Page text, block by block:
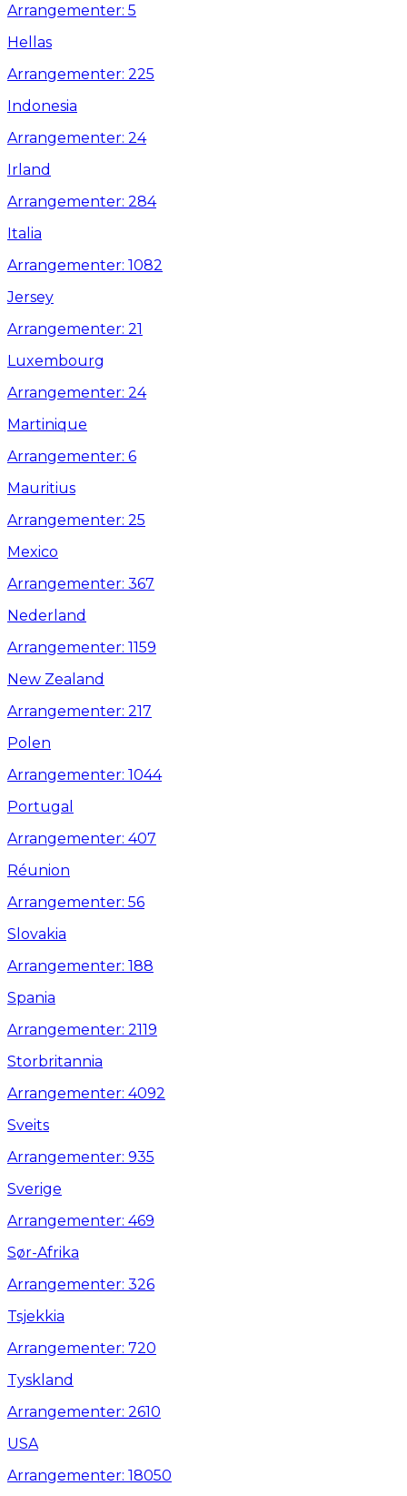
Arrangementer: 5
Hellas
Arrangementer: 225
Indonesia
Arrangementer: 24
Irland
Arrangementer: 284
Italia
Arrangementer: 1082
Jersey
Arrangementer: 21
Luxembourg
Arrangementer: 24
Martinique
Arrangementer: 6
Mauritius
Arrangementer: 25
Mexico
Arrangementer: 367
Nederland
Arrangementer: 1159
New Zealand
Arrangementer: 217
Polen
Arrangementer: 1044
Portugal
Arrangementer: 407
Réunion
Arrangementer: 56
Slovakia
Arrangementer: 188
Spania
Arrangementer: 2119
Storbritannia
Arrangementer: 4092
Sveits
Arrangementer: 935
Sverige
Arrangementer: 469
Sør-Afrika
Arrangementer: 326
Tsjekkia
Arrangementer: 720
Tyskland
Arrangementer: 2610
USA
Arrangementer: 18050